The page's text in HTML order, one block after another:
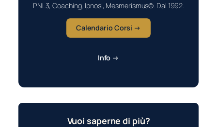
PNL3, Coaching, Ipnosi, Mesmerismus©. Dal 1992.
Calendario Corsi →
Info →
Vuoi saperne di più?